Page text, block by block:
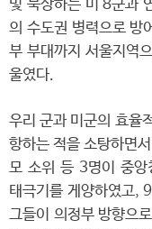
및 북상하는 미 8군과
의 수도권 병력으로 방
부 부대까지 서울지역
울였다.
우리 군과 미군의 효율
항하는 적을 소탕하면
모 소위 등 3명이 중
태극기를 게양하였고,
그들이 의정부 방향으